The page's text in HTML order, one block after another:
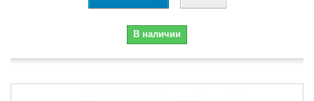
В наличии